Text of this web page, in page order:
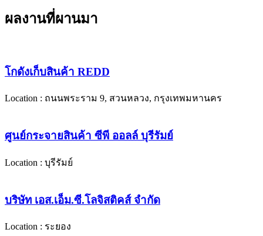
ผลงานที่ผานมา
โกดังเก็บสินค้า REDD
Location : ถนนพระราม 9, สวนหลวง, กรุงเทพมหานคร
ศูนย์กระจายสินค้า ซีพี ออลล์ บุรีรัมย์
Location : บุรีรัมย์
บริษัท เอส.เอ็ม.ซี.โลจิสติคส์ จำกัด
Location : ระยอง